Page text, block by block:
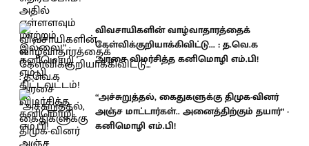
விவசாயிகளின் வாழ்வாதாரத்தைக்
கேள்விக்குறியாக்கிவிட்டு... : த.வெ.க
அரசை விமர்சித்த கனிமொழி எம்.பி!
“அச்சுறுத்தல், கைதுகளுக்கு திமுக-வினர்
அஞ்ச மாட்டார்கள்.. அனைத்திற்கும் தயார்” -
கனிமொழி எம்.பி!